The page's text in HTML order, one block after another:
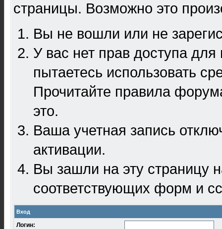
страницы. Возможно это
Вы не вошли или не
У вас нет прав доступа
пытаетесь использовать
Прочитайте правила
это.
Ваша учетная запись
активации.
Вы зашли на эту
соответствующих форм и
Вход
Логин: